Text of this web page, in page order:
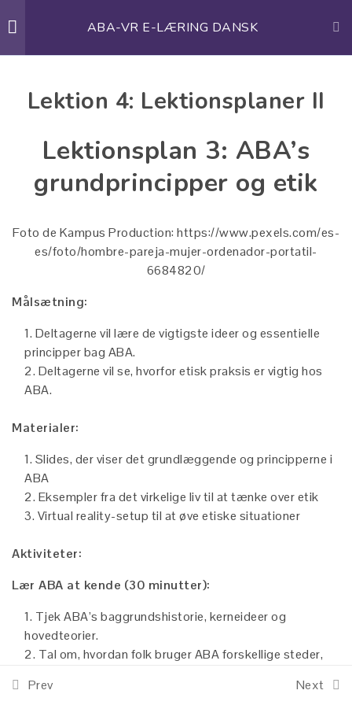
to
ABAVR
Project
Project
Menu
ABA-VR E-LÆRING DANSK
Home ABA-VR E-LÆRING DANSK
ABA-VR E-LÆRING DANSK
ABA og VR i
af VR- og ABA-baserede
uddannelsesprogrammer
for undervisere
Lektion 1: Design af VR- og
ABA-baserede
5 Questions
Lektion 2: Didaktiske
uddannelsesformål
Lektion 2: AKTIVITETER
5 Questions
Lektion 3: Lektionsplaner I
Lektion 4: Lektionsplaner II
Lektion 5: Lektionsplaner III
Modul 4: Tilpasning af VR-
moduler til forskellige
læringsstile og -behov
Lektion 4: Lektionsplaner II
Lektionsplan 3: ABA’s
grundprincipper og etik
Foto de Kampus Production: https://www.pexels.com/es-
es/foto/hombre-pareja-mujer-ordenador-portatil-
6684820/
Målsætning:
Deltagerne vil lære de vigtigste ideer og essentielle
principper bag ABA.
Deltagerne vil se, hvorfor etisk praksis er vigtig hos
ABA.
Materialer:
Slides, der viser det grundlæggende og principperne i
ABA
Eksempler fra det virkelige liv til at tænke over etik
Virtual reality-setup til at øve etiske situationer
Aktiviteter:
Lær ABA at kende (30 minutter):
Tjek ABA’s baggrundshistorie, kerneideer og
hovedteorier.
Tal om, hvordan folk bruger ABA forskellige steder,
Prev Next
Funded by the European Union. Views and opinions
expressed are however those of the author(s) only and
or the European Education and Culture Executive
EACEA can be held responsible for them. KidsVibe by
Shark Themes